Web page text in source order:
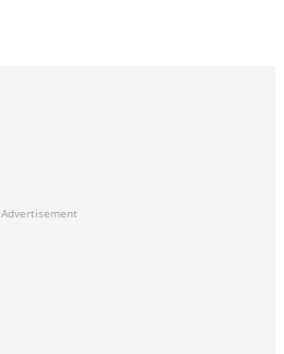
Advertisement